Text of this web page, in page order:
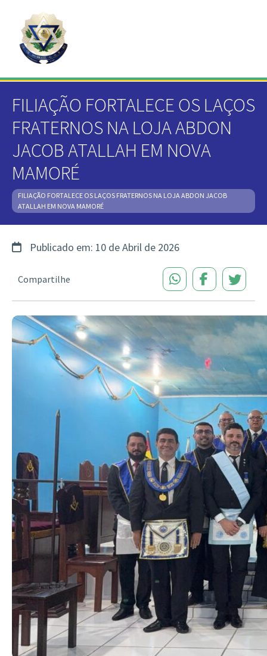
FILIAÇÃO FORTALECE OS LAÇOS
FRATERNOS NA LOJA ABDON
JACOB ATALLAH EM NOVA
MAMORÉ
FILIAÇÃO FORTALECE OS LAÇOS FRATERNOS NA LOJA ABDON JACOB
ATALLAH EM NOVA MAMORÉ
Publicado em: 10 de Abril de 2026
Compartilhe